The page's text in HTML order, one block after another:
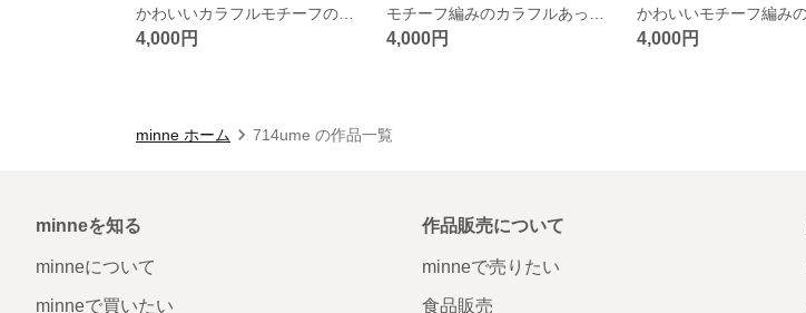
4,000円 4,000円 4,000円
minne ホーム 714ume の作品一覧
minneを知る
minneについて
minneで買いたい
作品販売について
minneで売りたい
食品販売